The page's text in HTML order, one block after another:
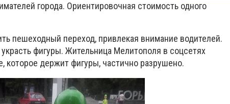
города. Ориентировочная стоимость одного
пешеходный переход, привлекая внимание водителей.
фигуры. Жительница Мелитополя в соцсетях
которое держит фигуры, частично разрушено.